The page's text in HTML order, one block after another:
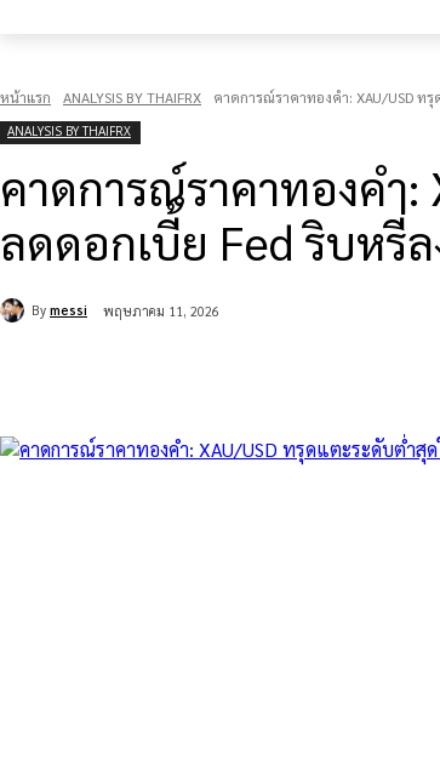
หน้าแรก ANALYSIS BY THAIFRX คาดการณ์ราคาทองคำ: XAU/USD ท
ANALYSIS BY THAIFRX
คาดการณ์ราคาทองคำ:
ลดดอกเบี้ย Fed ริบหรี่ล
By messi พฤษภาคม 11, 2026